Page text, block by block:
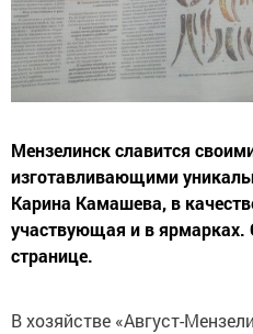
Мензелинск славится
изготавливающими
Карина Камашева, в
участвующая и в ярмарках.
странице.
В хозяйстве «Август-